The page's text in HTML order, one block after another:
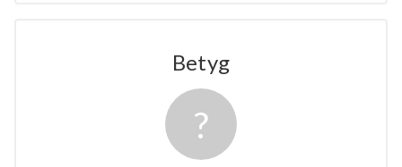
Betyg